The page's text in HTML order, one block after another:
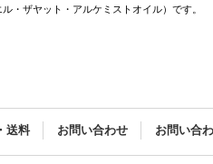
・ザヤット・アルケミストオイル）です。
送料 お問い合わせ お問い合